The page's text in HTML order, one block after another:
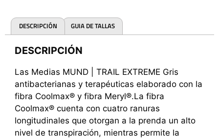
DESCRIPCIÓN GUIA DE TALLAS
DESCRIPCIÓN
Las Medias MUND | TRAIL EXTREME Gris
antibacterianas y terapéuticas elaborado con la
fibra Coolmax® y fibra Meryl®.La fibra
Coolmax® cuenta con cuatro ranuras
longitudinales que otorgan a la prenda un alto
nivel de transpiración, mientras permite la